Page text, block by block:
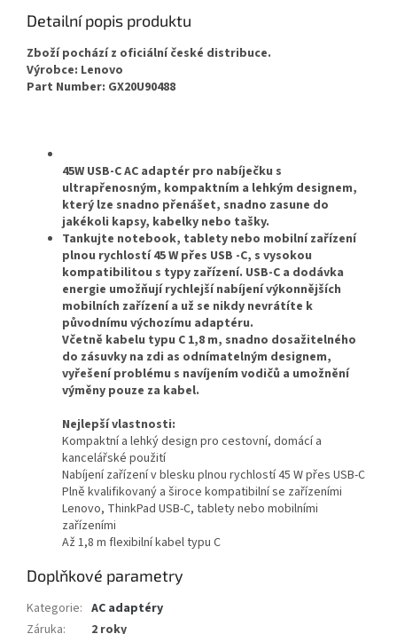
Detailní popis produktu
Zboží pochází z oficiální české distribuce.
Výrobce: Lenovo
Part Number: GX20U90488
45W USB-C AC adaptér pro nabíječku s
ultrapřenosným, kompaktním a lehkým designem,
který lze snadno přenášet, snadno zasune do
jakékoli kapsy, kabelky nebo tašky.
Tankujte notebook, tablety nebo mobilní zařízení
plnou rychlostí 45 W přes USB -C, s vysokou
kompatibilitou s typy zařízení. USB-C a dodávka
energie umožňují rychlejší nabíjení výkonnějších
mobilních zařízení a už se nikdy nevrátíte k
původnímu výchozímu adaptéru.
Včetně kabelu typu C 1,8 m, snadno dosažitelného
do zásuvky na zdi as odnímatelným designem,
vyřešení problému s navíjením vodičů a umožnění
výměny pouze za kabel.
Nejlepší vlastnosti:
Kompaktní a lehký design pro cestovní, domácí a
kancelářské použití
Nabíjení zařízení v blesku plnou rychlostí 45 W přes USB-C
Plně kvalifikovaný a široce kompatibilní se zařízeními
Lenovo, ThinkPad USB-C, tablety nebo mobilními
zařízeními
Až 1,8 m flexibilní kabel typu C
Doplňkové parametry
Kategorie: AC adaptéry
Záruka: 2 roky